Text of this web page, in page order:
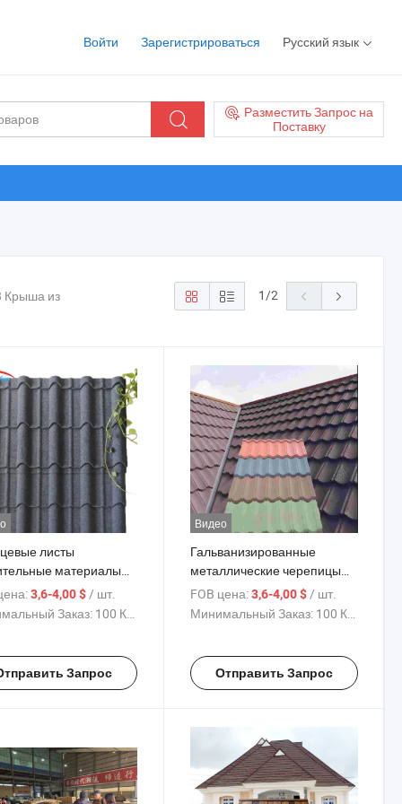
Войти Зарегистрироваться Русский язык
Разместить Запрос на
Поставку
Крыша из
1/2
листы
материалы
черепица
каменно-покрытые
3,6-4,00 $/ шт.
Заказ: 100 Куски
Запрос
Видео
Гальванизированные
металлические черепицы
Рома, кровельные листы с
каменной посыпкой для
FOB цена: 3,6-4,00 $/ шт.
Минимальный Заказ: 100 Куски
Отправить Запрос